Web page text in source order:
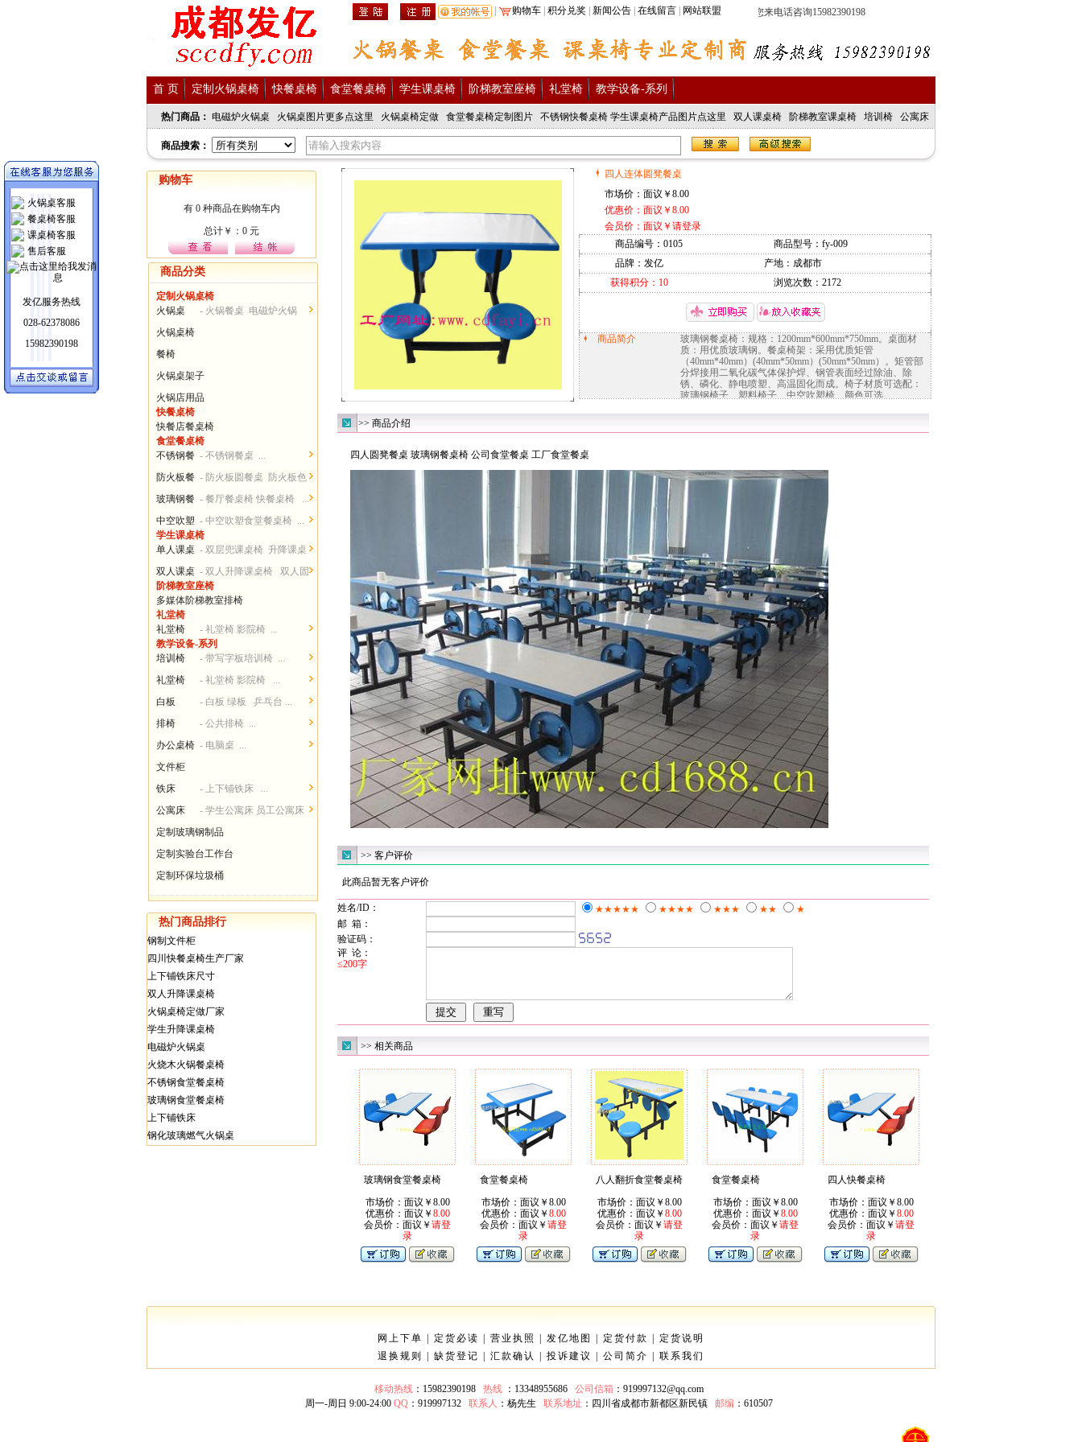
购物车 积分兑奖 新闻公告 在线留言 网站联盟
2024 成都发亿家具商城欢迎您来电话咨询15982390198
首 页 定制火锅桌椅 快餐桌椅 食堂餐桌椅 学生课桌椅 阶梯教室座椅 礼堂椅 教学设备-系列
热门商品： 电磁炉火锅桌 火锅桌图片更多点这里 火锅桌椅定做 食堂餐桌椅定制图片 不锈钢快餐桌椅 学生课桌椅产品图片点这里 双人课桌椅 阶梯教室课桌椅 培训椅 公寓床
商品搜索：
购物车
商品分类
定制火锅桌椅
- 火锅餐桌 电磁炉火锅
火锅桌
火锅桌椅
餐椅
火锅桌架子
火锅店用品
快餐桌椅
快餐店餐桌椅
食堂餐桌椅
- 不锈钢餐桌 ...
不锈钢餐
桌椅
- 防火板圆餐桌 防火板色
卡...
防火板餐
桌椅
- 餐厅餐桌椅 快餐桌椅 ...
玻璃钢餐
桌椅
- 中空吹塑食堂餐桌椅 ...
中空吹塑
餐桌椅
学生课桌椅
- 双层兜课桌椅 升降课桌
椅...
单人课桌
椅
- 双人升降课桌椅 双人固
定课桌椅 ...
双人课桌
椅
阶梯教室座椅
多媒体阶梯教室排椅
礼堂椅
- 礼堂椅 影院椅 ...
礼堂椅
教学设备-系列
- 带写字板培训椅 ...
培训椅
- 礼堂椅 影院椅 ...
礼堂椅
- 白板 绿板 乒乓台 ...
白板
- 公共排椅 ...
排椅
- 电脑桌 ...
办公桌椅
文件柜
- 上下铺铁床 ...
铁床
- 学生公寓床 员工公寓床
...
公寓床
定制玻璃钢制品
定制实验台工作台
定制环保垃圾桶
热门商品排行
钢制文件柜
四川快餐桌椅生产厂家
上下铺铁床尺寸
双人升降课桌椅
火锅桌椅定做厂家
学生升降课桌椅
电磁炉火锅桌
火烧木火锅餐桌椅
不锈钢食堂餐桌椅
玻璃钢食堂餐桌椅
上下铺铁床
钢化玻璃燃气火锅桌
四人连体圆凳餐桌
市场价：面议￥8.00
优惠价：面议￥8.00
会员价：面议￥ 请登录
商品编号： 0105 商品型号： fy-009
品牌：发亿
产地：成都市
获得积分：10 浏览次数： 2172
商品简介
玻璃钢餐桌椅：规格：1200mm*600mm*750mm。桌面材
质：用优质玻璃钢。餐桌椅架：采用优质矩管
（40mm*40mm）(40mm*50mm）(50mm*50mm）。矩管部
分焊接用二氧化碳气体保护焊、钢管表面经过除油、除
锈、磷化、静电喷塑、高温固化而成。椅子材质可选配：
玻璃钢椅子、塑料椅子、中空吹塑椅、颜色可选。
>> 商品介绍
四人圆凳餐桌 玻璃钢餐桌椅 公司食堂餐桌 工厂食堂餐桌
>> 客户评价
此商品暂无客户评价
姓名/ID： ★★★★★ ★★★★ ★★★ ★★
★
邮 箱：
验证码：
评 论：
≤200字
>> 相关商品
玻璃钢食堂餐桌椅
市场价：面议￥8.00
优惠价：面议￥ 8.00
会员价：面议￥ 请登
录
食堂餐桌椅
市场价：面议￥8.00
优惠价：面议￥ 8.00
会员价：面议￥ 请登
录
八人翻折食堂餐桌椅
市场价：面议￥8.00
优惠价：面议￥ 8.00
会员价：面议￥ 请登
录
食堂餐桌椅
市场价：面议￥8.00
优惠价：面议￥ 8.00
会员价：面议￥ 请登
录
四人快餐桌椅
市场价：面议￥8.00
优惠价：面议￥ 8.00
会员价：面议￥ 请登
录
网上下单 定货必读 营业执照 发亿地图 定货付款
定货说明
退换规则
缺货登记 汇款确认 投诉建议 公司简介 联系我们
移动热线：15982390198 热线：13348955686 公司信箱 ： 919997132@qq.com
周一-周日 9:00-24:00 QQ：919997132 联系人 ：杨先生 联系地址 ：四川省成都市新都区新民镇 邮编：610507
火锅桌客服
餐桌椅客服
课桌椅客服
售后客服
发亿服务热线
028-62378086
15982390198